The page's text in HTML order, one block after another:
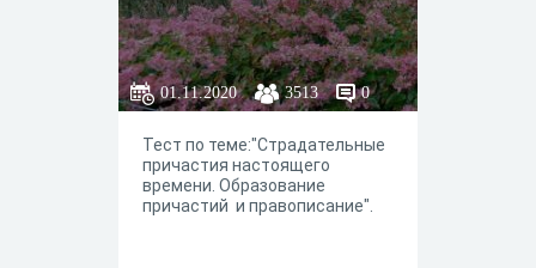
01.11.2020 3513 0
Тест по теме:"Страдательные
причастия настоящего
времени. Образование
причастий и правописание".